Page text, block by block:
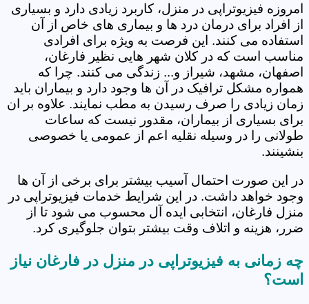
امروزه فیزیوتراپی در منزل، کاربرد زیادی دارد و بسیاری
از افراد برای درمان درد ها و بیماری های خاص از آن
استفاده می کنند. این فرصت به ویژه برای افرادی
مناسب است که در کلان شهر هایی نظیر فارغان،
اصفهان، مشهد، شیراز و... زندگی می کنند. چرا که
همواره مشکل ترافیک در آن ها وجود دارد و بیماران باید
زمان زیادی را صرف رسیدن به مطب نمایند. علاوه بر ان
برای بسیاری از بیماران، مقدور نیست که ساعات
طولانی را در وسیله نقلیه اعم از عمومی یا خصوصی
بنشینند.
در این صورت احتمال آسیب بیشتر برای برخی از آن ها
وجود خواهد داشت. در این شرایط خدمات فیزیوتراپی در
منزل فارغان، انتخابی ایده آل محسوب می شود تا از
ضرر، هزینه و اتلاف وقت بیشتر بتوان جلوگیری کرد.
چه زمانی به فیزیوتراپی در منزل در فارغان نیاز
است؟